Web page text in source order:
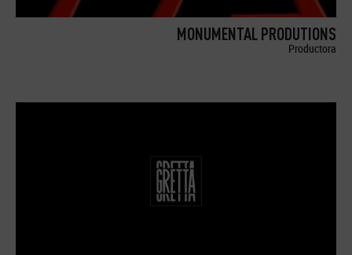
MONUMENTAL PRODUTIONS
Productora